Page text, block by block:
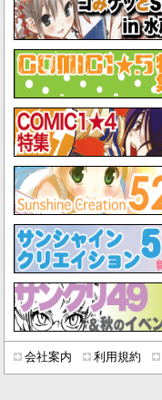
会社案内 利用規約